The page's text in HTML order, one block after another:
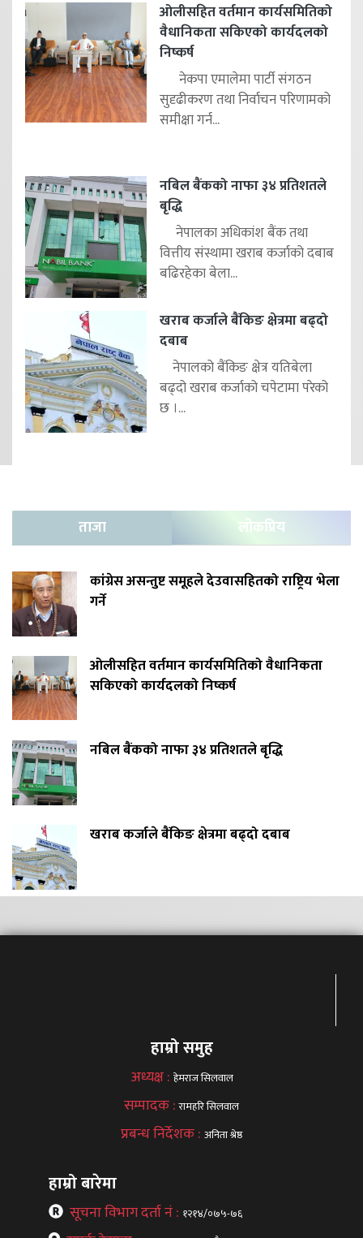
ओलीसहित वर्तमान कार्यसमितिको
वैधानिकता सकिएको कार्यदलको
निष्कर्ष
नेकपा एमालेमा पार्टी संगठन
सुदृढीकरण तथा निर्वाचन परिणामको
समीक्षा गर्न...
नबिल बैंकको नाफा ३४ प्रतिशतले
बृद्धि
नेपालका अधिकांश बैंक तथा
वित्तीय संस्थामा खराब कर्जाको दबाब
बढिरहेका बेला...
खराब कर्जाले बैंकिङ क्षेत्रमा बढ्दो
दबाब
नेपालको बैंकिङ क्षेत्र यतिबेला
बढ्दो खराब कर्जाको चपेटामा परेको
छ ।...
ताजा लोकप्रिय
कांग्रेस असन्तुष्ट समूहले देउवासहितको राष्ट्रिय भेला
गर्ने
ओलीसहित वर्तमान कार्यसमितिको वैधानिकता
सकिएको कार्यदलको निष्कर्ष
नबिल बैंकको नाफा ३४ प्रतिशतले बृद्धि
खराब कर्जाले बैंकिङ क्षेत्रमा बढ्दो दबाब
हाम्रो समुह
अध्यक्ष : हेमराज सिलवाल
सम्पादक :रामहरि सिलवाल
प्रबन्ध निर्देशक : अनिता श्रेष्ठ
हाम्रो बारेमा
सूचना विभाग दर्ता नं : १२१४/०७५-७६